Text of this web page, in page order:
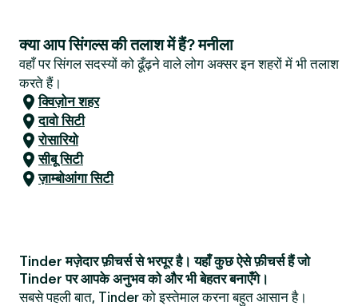
क्या आप सिंगल्स की तलाश में हैं? मनीला
वहाँ पर सिंगल सदस्यों को ढूँढ़ने वाले लोग अक्सर इन शहरों में भी तलाश
करते हैं।
क्विज़ोन शहर
दावो सिटी
रोसारियो
सीबू सिटी
ज़ाम्बोआंगा सिटी
Tinder मज़ेदार फ़ीचर्स से भरपूर है। यहाँ कुछ ऐसे फ़ीचर्स हैं जो
Tinder पर आपके अनुभव को और भी बेहतर बनाएँगे।
सबसे पहली बात, Tinder को इस्तेमाल करना बहुत आसान है।